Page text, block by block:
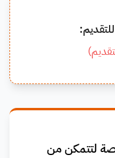
)
لتتمكن من